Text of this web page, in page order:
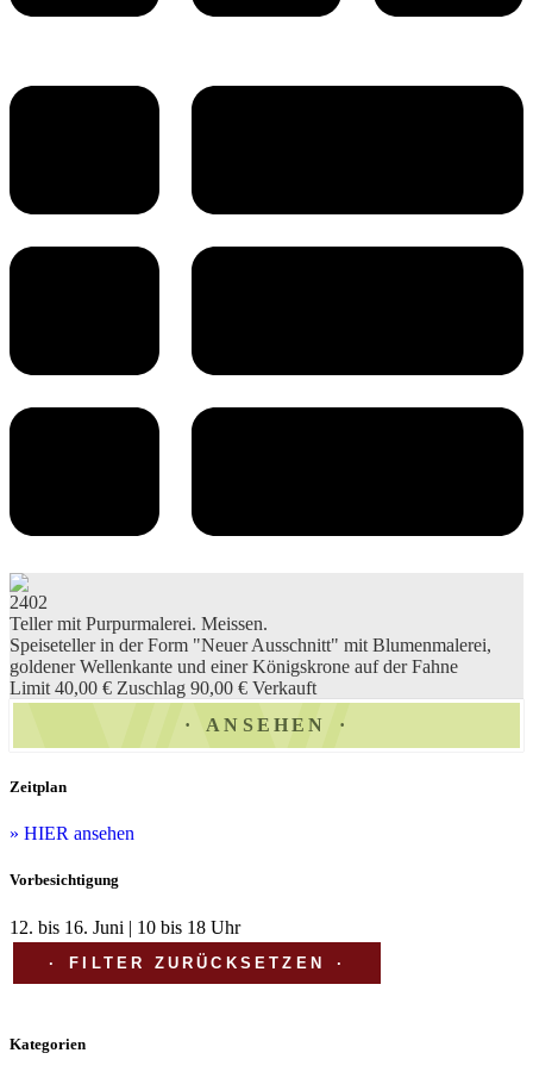
2402
Teller mit Purpurmalerei. Meissen.
Speiseteller in der Form "Neuer Ausschnitt" mit Blumenmalerei,
goldener Wellenkante und einer Königskrone auf der Fahne
Limit 40,00 € Zuschlag 90,00 € Verkauft
ANSEHEN
Zeitplan
» HIER ansehen
Vorbesichtigung
12. bis 16. Juni | 10 bis 18 Uhr
FILTER ZURÜCKSETZEN
Kategorien